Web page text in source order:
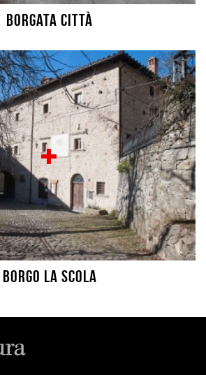
Borgata città
Borgo La Scola